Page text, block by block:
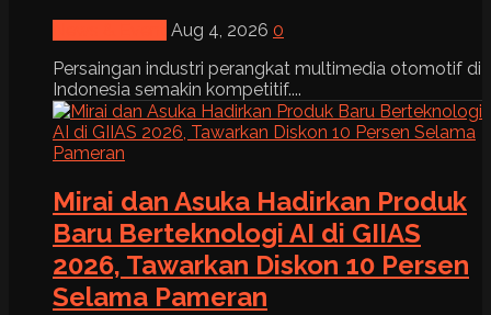
Aug 4, 2026 0
Persaingan industri perangkat multimedia otomotif di
Indonesia semakin kompetitif....
Mirai dan Asuka Hadirkan Produk
Baru Berteknologi AI di GIIAS
2026, Tawarkan Diskon 10 Persen
Selama Pameran